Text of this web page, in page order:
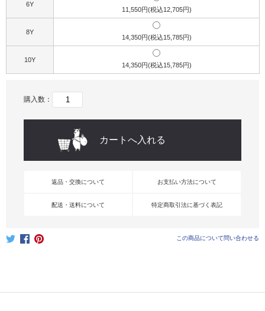
6Y
11,550円(税込12,705円)
8Y
14,350円(税込15,785円)
10Y
14,350円(税込15,785円)
購入数：
返品・交換について お支払い方法について
配送・送料について 特定商取引法に基づく表記
この商品について問い合わせる